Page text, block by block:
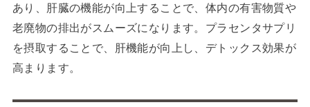
あり、肝臓の機能が向上することで、体内の有害物質や
老廃物の排出がスムーズになります。プラセンタサプリ
を摂取することで、肝機能が向上し、デトックス効果が
高まります。